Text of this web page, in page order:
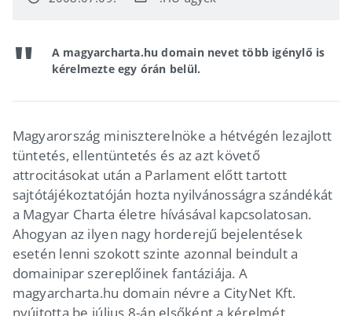
A magyarcharta.hu domain nevet több igénylő is
kérelmezte egy órán belül.
Magyarország miniszterelnöke a hétvégén lezajlott
tüntetés, ellentüntetés és az azt követő
attrocitásokat után a Parlament előtt tartott
sajtótájékoztatóján hozta nyilvánosságra szándékát
a Magyar Charta életre hívásával kapcsolatosan.
Ahogyan az ilyen nagy horderejű bejelentések
esetén lenni szokott szinte azonnal beindult a
domainipar szereplőinek fantáziája. A
magyarcharta.hu domain névre a CityNet Kft.
nyújtotta be július 8-án elsőként a kérelmét.